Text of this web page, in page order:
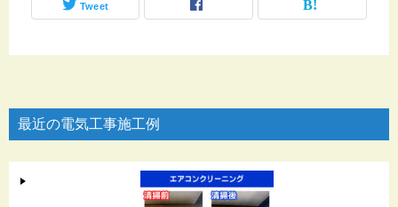
Tweet
最近の電気工事施工例